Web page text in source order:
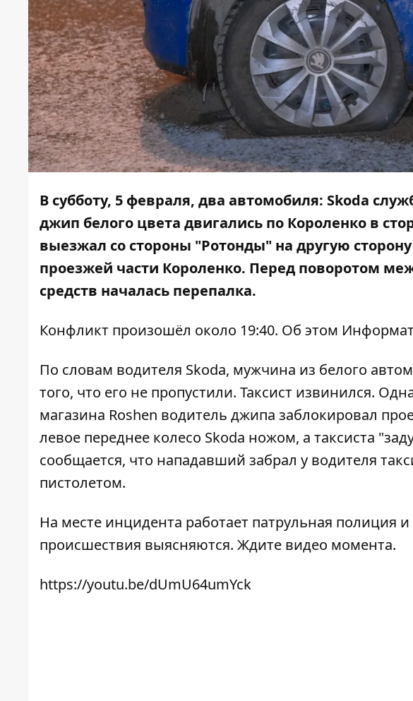
В субботу, 5 февраля, два автомобиля: Skoda
джип белого цвета двигались по Короленко в
выезжал со стороны "Ротонды" на другую
проезжей части Короленко. Перед поворотом
средств началась перепалка.
Конфликт произошёл около 19:40. Об этом
По словам водителя Skoda, мужчина из белого
того, что его не пропустили. Таксист извинился.
магазина Roshen водитель джипа заблокировал
левое переднее колесо Skoda ножом, а таксиста
сообщается, что нападавший забрал у водителя
пистолетом.
На месте инцидента работает патрульная полиция
происшествия выясняются. Ждите видео момента.
https://youtu.be/dUmU64umYck